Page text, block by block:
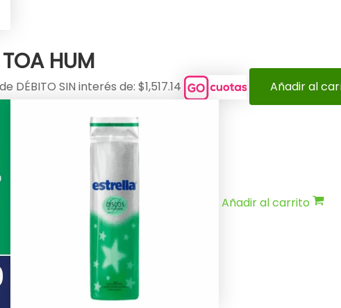
HUM
SIN interés de: $1,517.14 Añadir al
Añadir al carrito